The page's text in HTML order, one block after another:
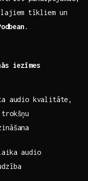
tīkliem ‌un
.
iezīmes
⁤audio kvalitāte,
audio